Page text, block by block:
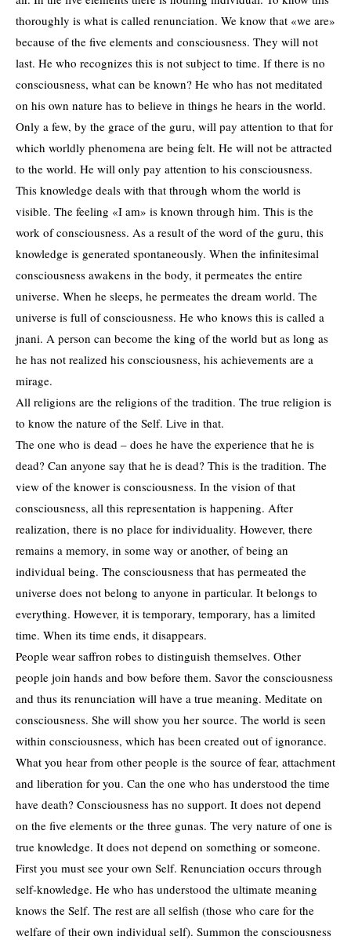
thoroughly is what is called renunciation. We know that «we are»
because of the five elements and consciousness. They will not
last. He who recognizes this is not subject to time. If there is no
consciousness, what can be known? He who has not meditated
on his own nature has to believe in things he hears in the world.
Only a few, by the grace of the guru, will pay attention to that for
which worldly phenomena are being felt. He will not be attracted
to the world. He will only pay attention to his consciousness.
This knowledge deals with that through whom the world is
visible. The feeling «I am» is known through him. This is the
work of consciousness. As a result of the word of the guru, this
knowledge is generated spontaneously. When the infinitesimal
consciousness awakens in the body, it permeates the entire
universe. When he sleeps, he permeates the dream world. The
universe is full of consciousness. He who knows this is called a
jnani. A person can become the king of the world but as long as
he has not realized his consciousness, his achievements are a
mirage.
All religions are the religions of the tradition. The true religion is
to know the nature of the Self. Live in that.
The one who is dead – does he have the experience that he is
dead? Can anyone say that he is dead? This is the tradition. The
view of the knower is consciousness. In the vision of that
consciousness, all this representation is happening. After
realization, there is no place for individuality. However, there
remains a memory, in some way or another, of being an
individual being. The consciousness that has permeated the
universe does not belong to anyone in particular. It belongs to
everything. However, it is temporary, temporary, has a limited
time. When its time ends, it disappears.
People wear saffron robes to distinguish themselves. Other
people join hands and bow before them. Savor the consciousness
and thus its renunciation will have a true meaning. Meditate on
consciousness. She will show you her source. The world is seen
within consciousness, which has been created out of ignorance.
What you hear from other people is the source of fear, attachment
and liberation for you. Can the one who has understood the time
have death? Consciousness has no support. It does not depend
on the five elements or the three gunas. The very nature of one is
true knowledge. It does not depend on something or someone.
First you must see your own Self. Renunciation occurs through
self-knowledge. He who has understood the ultimate meaning
knows the Self. The rest are all selfish (those who care for the
welfare of their own individual self). Summon the consciousness